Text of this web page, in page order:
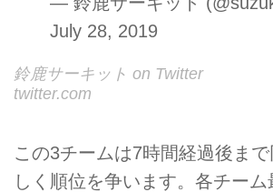
July 28, 2019
鈴鹿サーキット on Twitter
twitter.com
この3チームは7時間経過後ま
しく順位を争います。各チー